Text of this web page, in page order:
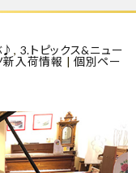
♪, 3.トピックス&ニュー
新入荷情報 | 個別ペー